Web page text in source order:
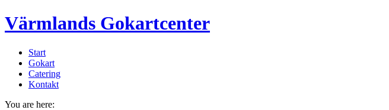
Värmlands Gokartcenter
Start
Gokart
Catering
Kontakt
You are here: